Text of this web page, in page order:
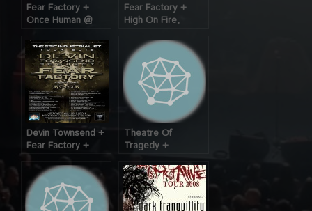
Fear Factory +
Once Human @
le 21 Novembre
2015
Fear Factory +
High On Fire,
(Paris), le 14
Décembre 2010
Devin Townsend +
Fear Factory +
Dagoba @ Bataclan
(Paris), le 10
Décembre 2012
Theatre Of
Tragedy +
Gothminister @ La
Loco (Paris), le 10
Avril 2006